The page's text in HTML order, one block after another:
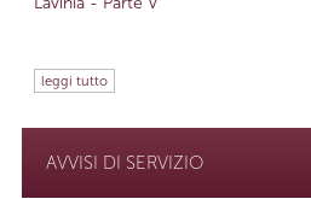
leggi tutto
AVVISI DI SERVIZIO